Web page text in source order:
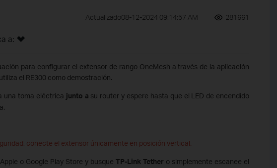
Actualizado08-12-2024 09:14:57 AM 281661
a:
para configurar el extensor de rango OneMesh a través de la aplicación
el RE300 como demostración.
una toma eléctrica junto a su router y espere hasta que el LED de encendido
conecte el extensor únicamente en posición vertical.
o Google Play Store y busqueTP-Link Tether o simplemente escanee el